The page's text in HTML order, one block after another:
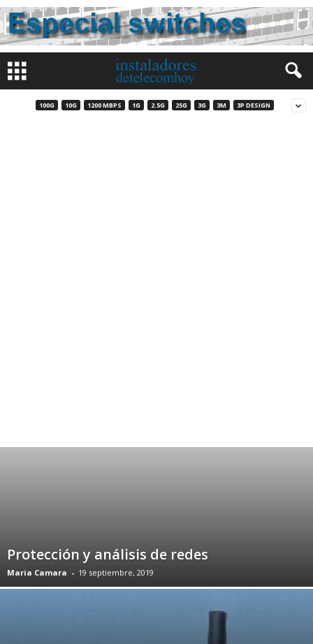
100G 10G 1200 MBPS 1G 2.5G 25G 3G 3M 3P DESIGN
Protección y análisis de redes
Maria Camara - 19 septiembre, 2019